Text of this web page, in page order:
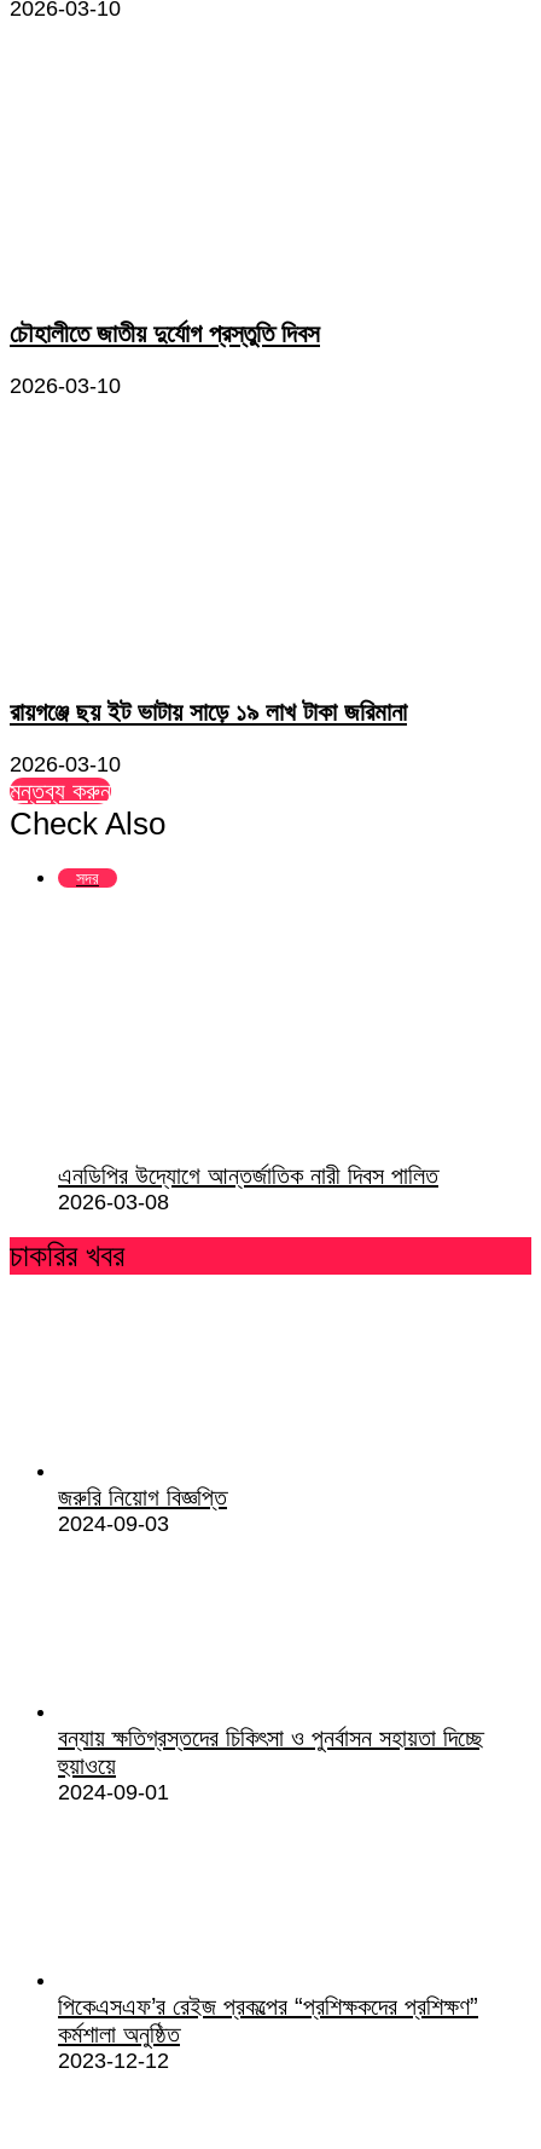
2026-03-10
চৌহালীতে জাতীয় দুর্যোগ প্রস্তুতি দিবস
2026-03-10
রায়গঞ্জে ছয় ইট ভাটায় সাড়ে ১৯ লাখ টাকা জরিমানা
2026-03-10
মন্তব্য করুন
Check Also
সদর
এনডিপির উদ্যোগে আন্তর্জাতিক নারী দিবস পালিত
2026-03-08
চাকরির খবর
জরুরি নিয়োগ বিজ্ঞপ্তি
2024-09-03
বন্যায় ক্ষতিগ্রস্তদের চিকিৎসা ও পুনর্বাসন সহায়তা দিচ্ছে
হুয়াওয়ে
2024-09-01
পিকেএসএফ’র রেইজ প্রকল্পের “প্রশিক্ষকদের প্রশিক্ষণ”
কর্মশালা অনুষ্ঠিত
2023-12-12